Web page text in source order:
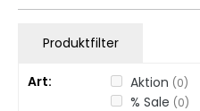
Produktfilter
Art Aktion (0)
% Sale (0)